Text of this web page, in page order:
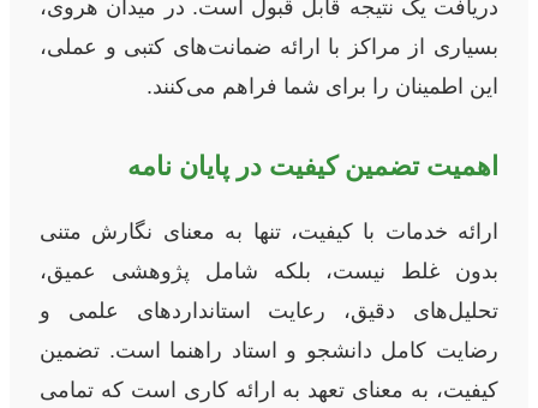
دریافت یک نتیجه قابل قبول است. در میدان هروی،
بسیاری از مراکز با ارائه ضمانت‌های کتبی و عملی،
این اطمینان را برای شما فراهم می‌کنند.
اهمیت تضمین کیفیت در پایان نامه
ارائه خدمات با کیفیت، تنها به معنای نگارش متنی
بدون غلط نیست، بلکه شامل پژوهشی عمیق،
تحلیل‌های دقیق، رعایت استانداردهای علمی و
رضایت کامل دانشجو و استاد راهنما است. تضمین
کیفیت، به معنای تعهد به ارائه کاری است که تمامی